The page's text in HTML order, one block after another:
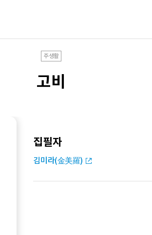
주생활
고비
집필자
김미라(金美羅)